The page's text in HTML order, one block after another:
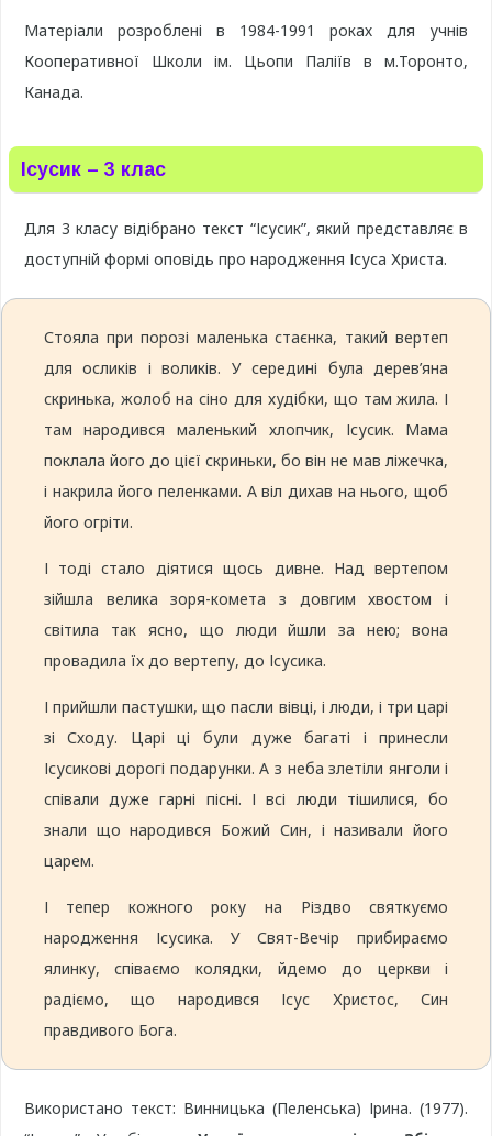
Матеріали розроблені в 1984-1991 роках для учнів
Кооперативної Школи ім. Цьопи Паліїв в м.Торонто,
Канада.
Ісусик – 3 клас
Для 3 класу відібрано текст “Ісусик”, який представляє в
доступній формі оповідь про народження Ісуса Христа.
Стояла при порозі маленька стаєнка, такий вертеп
для осликів і воликів. У середині була дерев’яна
скринька, жолоб на сіно для худібки, що там жила. І
там народився маленький хлопчик, Ісусик. Мама
поклала його до цієї скриньки, бо він не мав ліжечка,
і накрила його пеленками. А віл дихав на нього, щоб
його огріти.
І тоді стало діятися щось дивне. Над вертепом
зійшла велика зоря-комета з довгим хвостом і
світила так ясно, що люди йшли за нею; вона
провадила їх до вертепу, до Ісусика.
І прийшли пастушки, що пасли вівці, і люди, і три царі
зі Сходу. Царі ці були дуже багаті і принесли
Ісусикові дорогі подарунки. А з неба злетіли янголи і
співали дуже гарні пісні. І всі люди тішилися, бо
знали що народився Божий Син, і називали його
царем.
І тепер кожного року на Різдво святкуємо
народження Ісусика. У Свят-Вечір прибираємо
ялинку, співаємо колядки, йдемо до церкви і
радіємо, що народився Ісус Христос, Син
правдивого Бога.
Використано текст: Винницька (Пеленська) Ірина. (1977).